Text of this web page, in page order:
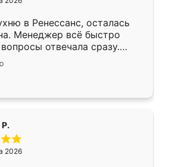
только здесь.
в Ренессанс, осталась
Менеджер всё быстро
отвечала сразу.
в субботу, подошёл к
Собрали
работали аккуратно, даже
2026